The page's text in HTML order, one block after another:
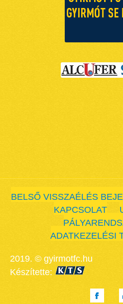
BELSŐ VISSZAÉLÉS
KAPCSOLAT
ADATKEZELÉSI
2019. © gyirmotfc.hu
Készítette: